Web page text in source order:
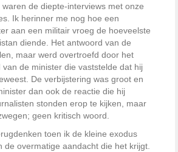
de diepte-interviews met onze
Ik herinner me nog hoe een
aan een militair vroeg de hoeveelste
diende. Het antwoord van de
maar werd overtroefd door het
de minister die vaststelde dat hij
De verbijstering was groot en
dan ook de reactie die hij
stonden erop te kijken, maar
geen kritisch woord.
toen ik de kleine exodus
de overmatige aandacht die het krijgt.